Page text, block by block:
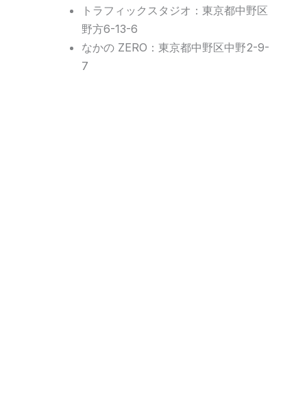
トラフィックスタジオ：東京都中野区
野方6-13-6
なかの ZERO：東京都中野区中野2-9-
7